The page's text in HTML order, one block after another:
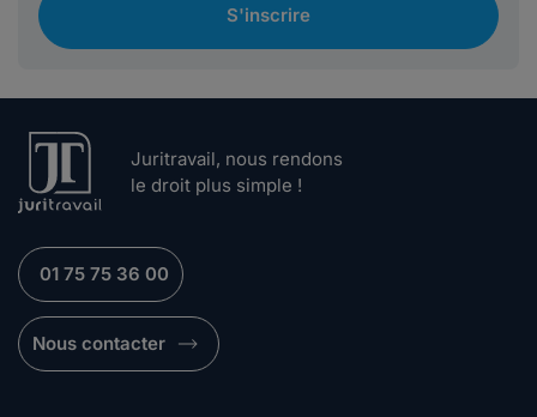
S'inscrire
Juritravail, nous rendons
le droit plus simple !
01 75 75 36 00
Nous contacter